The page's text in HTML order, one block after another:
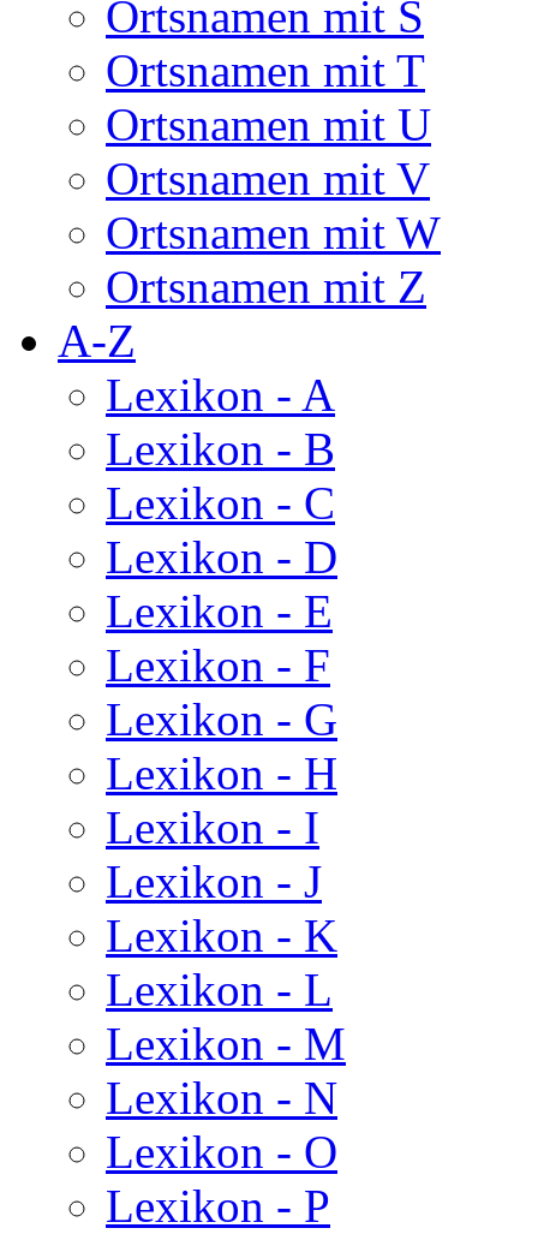
Ortsnamen mit S
Ortsnamen mit T
Ortsnamen mit U
Ortsnamen mit V
Ortsnamen mit W
Ortsnamen mit Z
A-Z
Lexikon - A
Lexikon - B
Lexikon - C
Lexikon - D
Lexikon - E
Lexikon - F
Lexikon - G
Lexikon - H
Lexikon - I
Lexikon - J
Lexikon - K
Lexikon - L
Lexikon - M
Lexikon - N
Lexikon - O
Lexikon - P